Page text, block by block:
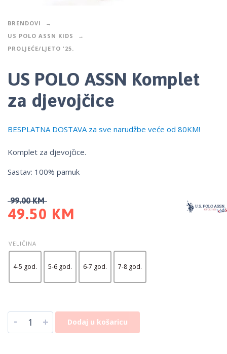
BRENDOVI
US POLO ASSN KIDS
PROLJEĆE/LJETO '25.
US POLO ASSN Komplet
za djevojčice
BESPLATNA DOSTAVA za sve narudžbe veće od 80KM!
Komplet za djevojčice.
Sastav: 100% pamuk
99.00KM
49.50 KM
VELIČINA
4-5 god. 5-6 god. 6-7 god. 7-8 god.
- + Dodaj u košaricu